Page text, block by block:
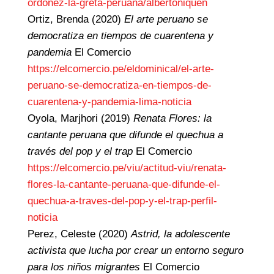
ordonez-la-greta-peruana/albertoniquen
Ortiz, Brenda (2020) El arte peruano se
democratiza en tiempos de cuarentena y
pandemiaEl Comercio
https://elcomercio.pe/eldominical/el-arte-
peruano-se-democratiza-en-tiempos-de-
cuarentena-y-pandemia-lima-noticia
Oyola, Marjhori (2019) Renata Flores: la
cantante peruana que difunde el quechua a
través del pop y el trapEl Comercio
https://elcomercio.pe/viu/actitud-viu/renata-
flores-la-cantante-peruana-que-difunde-el-
quechua-a-traves-del-pop-y-el-trap-perfil-
noticia
Perez, Celeste (2020) Astrid, la adolescente
activista que lucha por crear un entorno seguro
para los niños migrantes El Comercio